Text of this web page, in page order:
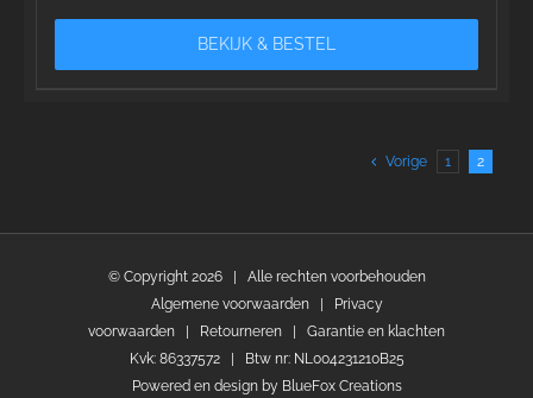
BEKIJK & BESTEL
Vorige 1 2
© Copyright 2026 | Alle rechten voorbehouden
Algemene voorwaarden|
Privacy
voorwaarden
Retourneren
Garantie en klachten
Kvk: 86337572 | Btw nr: NL004231210B25
Powered en design by BlueFox Creations